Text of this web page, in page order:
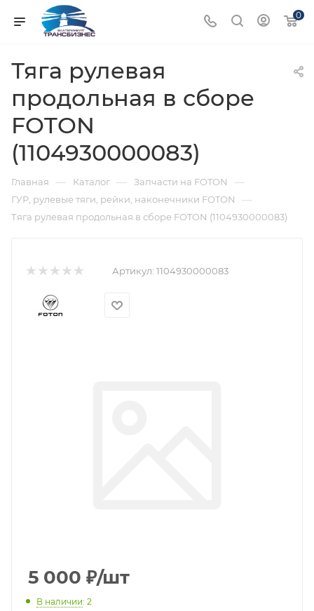
0
Тяга рулевая
продольная в сборе
FOTON
(1104930000083)
Главная — Каталог — Запчасти на FOTON —
ГУР, рулевые тяги, рейки, наконечники FOTON —
Тяга рулевая продольная в сборе FOTON (1104930000083)
Артикул: 1104930000083
5 000 ₽/шт
В наличии: 2